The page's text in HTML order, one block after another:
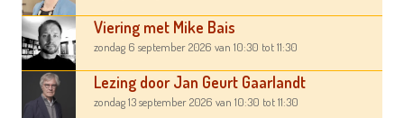
Viering met Mike Bais
zondag 6 september 2026 van 10:30 tot 11:30
Lezing door Jan Geurt Gaarlandt
zondag 13 september 2026 van 10:30 tot 11:30